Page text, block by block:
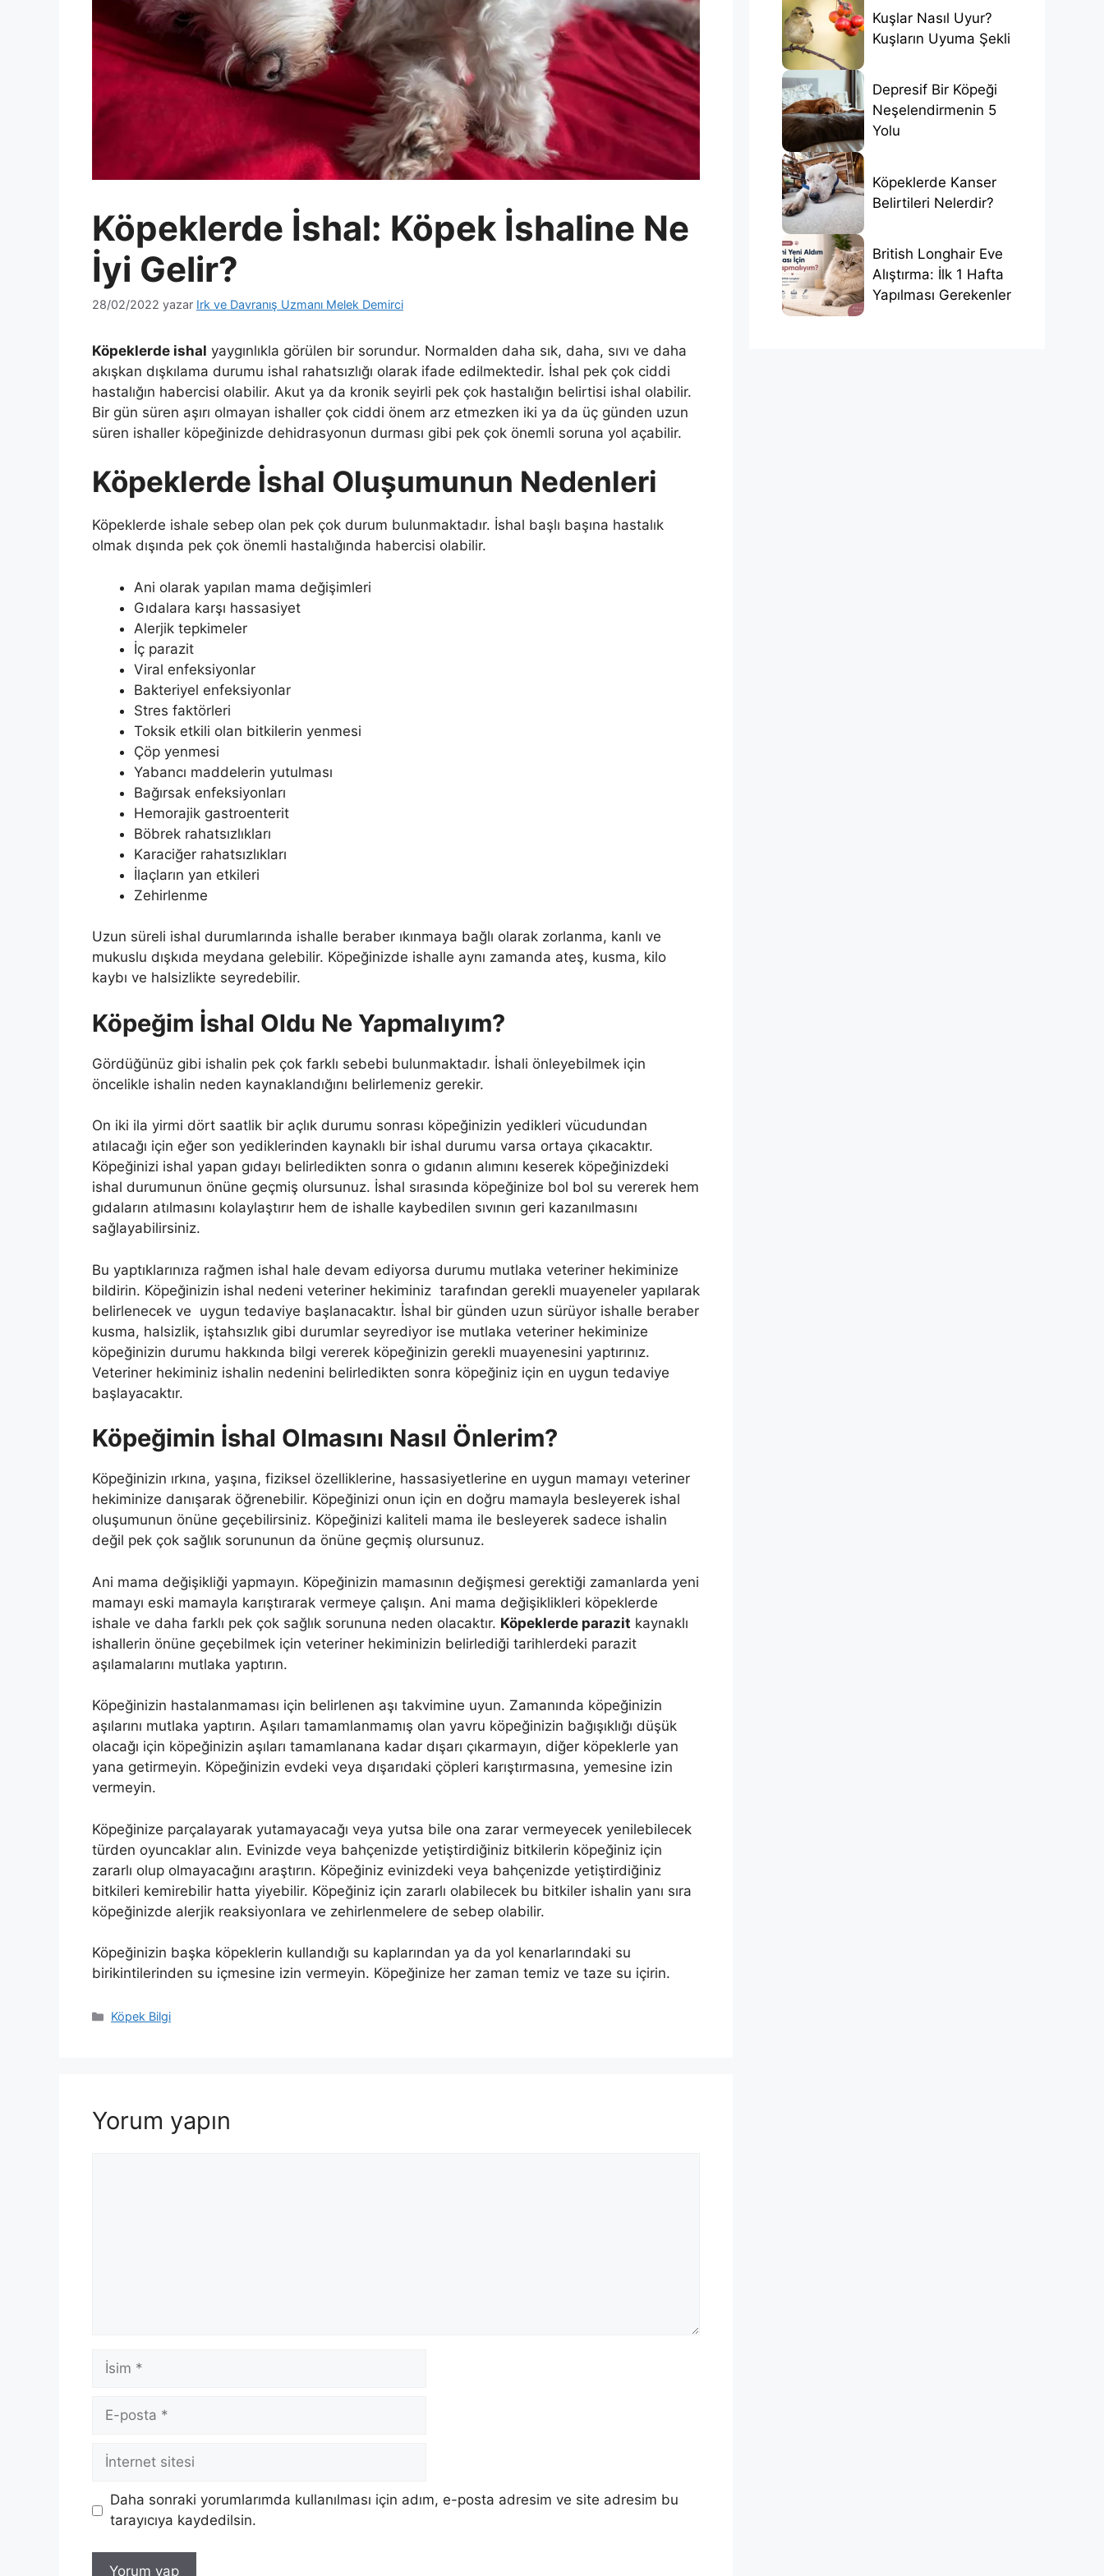
Köpeklerde İshal: Köpek İshaline Ne
İyi Gelir?
28/02/2022 yazar Irk ve Davranış Uzmanı Melek Demirci
Köpeklerde ishal yaygınlıkla görülen bir sorundur. Normalden daha sık, daha, sıvı ve daha
akışkan dışkılama durumu ishal rahatsızlığı olarak ifade edilmektedir. İshal pek çok ciddi
hastalığın habercisi olabilir. Akut ya da kronik seyirli pek çok hastalığın belirtisi ishal olabilir.
Bir gün süren aşırı olmayan ishaller çok ciddi önem arz etmezken iki ya da üç günden uzun
süren ishaller köpeğinizde dehidrasyonun durması gibi pek çok önemli soruna yol açabilir.
Köpeklerde İshal Oluşumunun Nedenleri
Köpeklerde ishale sebep olan pek çok durum bulunmaktadır. İshal başlı başına hastalık
olmak dışında pek çok önemli hastalığında habercisi olabilir.
Ani olarak yapılan mama değişimleri
Gıdalara karşı hassasiyet
Alerjik tepkimeler
İç parazit
Viral enfeksiyonlar
Bakteriyel enfeksiyonlar
Stres faktörleri
Toksik etkili olan bitkilerin yenmesi
Çöp yenmesi
Yabancı maddelerin yutulması
Bağırsak enfeksiyonları
Hemorajik gastroenterit
Böbrek rahatsızlıkları
Karaciğer rahatsızlıkları
İlaçların yan etkileri
Zehirlenme
Uzun süreli ishal durumlarında ishalle beraber ıkınmaya bağlı olarak zorlanma, kanlı ve
mukuslu dışkıda meydana gelebilir. Köpeğinizde ishalle aynı zamanda ateş, kusma, kilo
kaybı ve halsizlikte seyredebilir.
Köpeğim İshal Oldu Ne Yapmalıyım?
Gördüğünüz gibi ishalin pek çok farklı sebebi bulunmaktadır. İshali önleyebilmek için
öncelikle ishalin neden kaynaklandığını belirlemeniz gerekir.
On iki ila yirmi dört saatlik bir açlık durumu sonrası köpeğinizin yedikleri vücudundan
atılacağı için eğer son yediklerinden kaynaklı bir ishal durumu varsa ortaya çıkacaktır.
Köpeğinizi ishal yapan gıdayı belirledikten sonra o gıdanın alımını keserek köpeğinizdeki
ishal durumunun önüne geçmiş olursunuz. İshal sırasında köpeğinize bol bol su vererek hem
gıdaların atılmasını kolaylaştırır hem de ishalle kaybedilen sıvının geri kazanılmasını
sağlayabilirsiniz.
Bu yaptıklarınıza rağmen ishal hale devam ediyorsa durumu mutlaka veteriner hekiminize
bildirin. Köpeğinizin ishal nedeni veteriner hekiminiz tarafından gerekli muayeneler yapılarak
belirlenecek ve uygun tedaviye başlanacaktır. İshal bir günden uzun sürüyor ishalle beraber
kusma, halsizlik, iştahsızlık gibi durumlar seyrediyor ise mutlaka veteriner hekiminize
köpeğinizin durumu hakkında bilgi vererek köpeğinizin gerekli muayenesini yaptırınız.
Veteriner hekiminiz ishalin nedenini belirledikten sonra köpeğiniz için en uygun tedaviye
başlayacaktır.
Köpeğimin İshal Olmasını Nasıl Önlerim?
Köpeğinizin ırkına, yaşına, fiziksel özelliklerine, hassasiyetlerine en uygun mamayı veteriner
hekiminize danışarak öğrenebilir. Köpeğinizi onun için en doğru mamayla besleyerek ishal
oluşumunun önüne geçebilirsiniz. Köpeğinizi kaliteli mama ile besleyerek sadece ishalin
değil pek çok sağlık sorununun da önüne geçmiş olursunuz.
Ani mama değişikliği yapmayın. Köpeğinizin mamasının değişmesi gerektiği zamanlarda yeni
mamayı eski mamayla karıştırarak vermeye çalışın. Ani mama değişiklikleri köpeklerde
ishale ve daha farklı pek çok sağlık sorununa neden olacaktır. Köpeklerde parazit kaynaklı
ishallerin önüne geçebilmek için veteriner hekiminizin belirlediği tarihlerdeki parazit
aşılamalarını mutlaka yaptırın.
Köpeğinizin hastalanmaması için belirlenen aşı takvimine uyun. Zamanında köpeğinizin
aşılarını mutlaka yaptırın. Aşıları tamamlanmamış olan yavru köpeğinizin bağışıklığı düşük
olacağı için köpeğinizin aşıları tamamlanana kadar dışarı çıkarmayın, diğer köpeklerle yan
yana getirmeyin. Köpeğinizin evdeki veya dışarıdaki çöpleri karıştırmasına, yemesine izin
vermeyin.
Köpeğinize parçalayarak yutamayacağı veya yutsa bile ona zarar vermeyecek yenilebilecek
türden oyuncaklar alın. Evinizde veya bahçenizde yetiştirdiğiniz bitkilerin köpeğiniz için
zararlı olup olmayacağını araştırın. Köpeğiniz evinizdeki veya bahçenizde yetiştirdiğiniz
bitkileri kemirebilir hatta yiyebilir. Köpeğiniz için zararlı olabilecek bu bitkiler ishalin yanı sıra
köpeğinizde alerjik reaksiyonlara ve zehirlenmelere de sebep olabilir.
Köpeğinizin başka köpeklerin kullandığı su kaplarından ya da yol kenarlarındaki su
birikintilerinden su içmesine izin vermeyin. Köpeğinize her zaman temiz ve taze su içirin.
Kategoriler
Köpek Bilgi
Yorum yapın
İsim
posta
İnternet
Daha sonraki yorumlarımda kullanılması için adım, e-posta adresim ve site adresim bu
tarayıcıya kaydedilsin.
Kuşlar Nasıl Uyur?
Kuşların Uyuma Şekli
Depresif Bir Köpeği
Neşelendirmenin 5
Yolu
Köpeklerde Kanser
Belirtileri Nelerdir?
British Longhair Eve
Alıştırma: İlk 1 Hafta
Yapılması Gerekenler